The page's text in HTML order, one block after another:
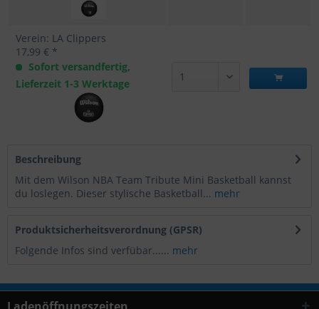
Verein: LA Clippers
17,99 € *
Sofort versandfertig,
Lieferzeit 1-3 Werktage
Beschreibung
Mit dem Wilson NBA Team Tribute Mini Basketball kannst
du loslegen. Dieser stylische Basketball... mehr
Produktsicherheitsverordnung (GPSR)
Folgende Infos sind verfübar...... mehr